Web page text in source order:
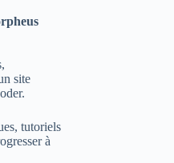
site
tutoriels
à